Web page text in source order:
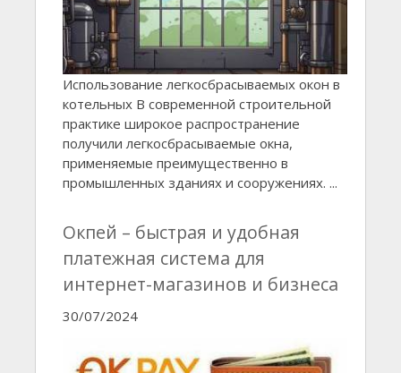
Использование легкосбрасываемых окон в
котельных В современной строительной
практике широкое распространение
получили легкосбрасываемые окна,
применяемые преимущественно в
промышленных зданиях и сооружениях. ...
Окпей – быстрая и удобная
платежная система для
интернет-магазинов и бизнеса
30/07/2024